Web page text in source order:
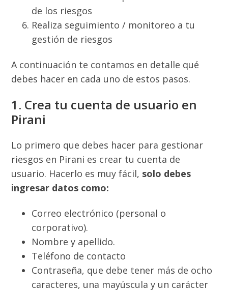
de los riesgos
Realiza seguimiento / monitoreo a tu
gestión de riesgos
A continuación te contamos en detalle qué
debes hacer en cada uno de estos pasos.
1. Crea tu cuenta de usuario en
Pirani
Lo primero que debes hacer para gestionar
riesgos en Pirani es crear tu cuenta de
usuario. Hacerlo es muy fácil, solo debes
ingresar datos como:
Correo electrónico (personal o
corporativo).
Nombre y apellido.
Teléfono de contacto
Contraseña, que debe tener más de ocho
caracteres, una mayúscula y un carácter